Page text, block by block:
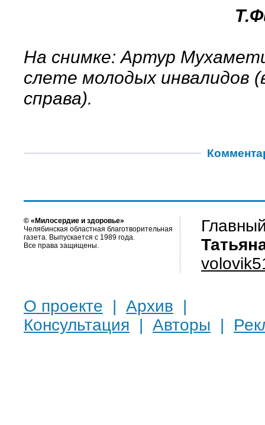
На снимке: Артур
слете молодых инвалидов
справа).
© «Милосердие и здоровье»
Челябинская областная благотворительная
газета. Выпускается с 1989 года.
Все права защищены.
О проекте | Архив |
Консультация | Авторы |